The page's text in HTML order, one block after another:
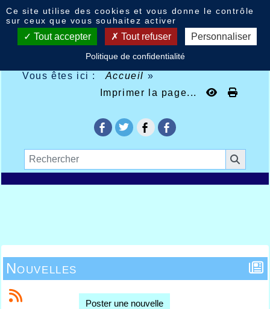
Vous êtes ici : Accueil »
Imprimer la page...
Nouvelles
Poster une nouvelle
Ce site utilise des cookies et vous donne le contrôle
sur ceux que vous souhaitez activer
Tout accepter Tout refuser Personnaliser
Politique de confidentialité